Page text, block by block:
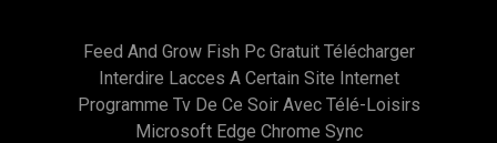
Feed And Grow Fish Pc Gratuit Télécharger
Interdire Lacces A Certain Site Internet
Programme Tv De Ce Soir Avec Télé-Loisirs
Microsoft Edge Chrome Sync